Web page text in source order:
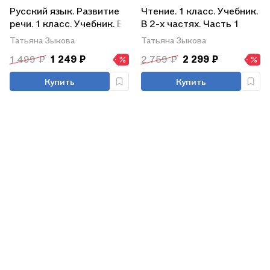
Русский язык. Развитие
речи. 1 класс. Учебник. В
2-х частях. Часть 2 (для
Татьяна Зыкова
1 499 ₽ 1 249 ₽
Купить
Чтение. 1 класс. Учебник.
В 2-х частях. Часть 1
(для глухих
Татьяна Зыкова
2 759 ₽ 2 299 ₽
Купить